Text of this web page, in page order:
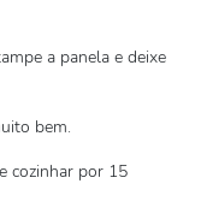
a panela e deixe
bem.
cozinhar por 15